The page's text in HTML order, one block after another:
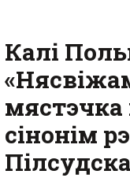
Калі
мястэчка
сінонім